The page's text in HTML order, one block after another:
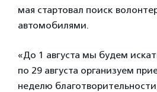
мая стартовал поиск
автомобилями.
«До 1 августа мы будем
по 29 августа организуем
неделю